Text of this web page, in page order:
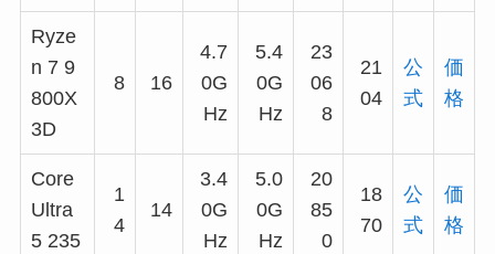
Ryze
n 7 9
800X
3D
8 16
4.7
0G
Hz
5.4
0G
Hz
23
06
8
21
04
公
式
価
格
Core
Ultra
5 235
1
4
14
3.4
0G
Hz
5.0
0G
Hz
20
85
0
18
70
公
式
価
格